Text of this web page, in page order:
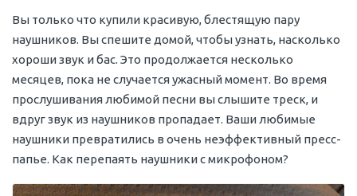
Вы только что купили красивую, блестящую пару
наушников. Вы спешите домой, чтобы узнать, насколько
хороши звук и бас. Это продолжается несколько
месяцев, пока не случается ужасный момент. Во время
прослушивания любимой песни вы слышите треск, и
вдруг звук из наушников пропадает. Ваши любимые
наушники превратились в очень неэффективный пресс-
папье. Как перепаять наушники с микрофоном?